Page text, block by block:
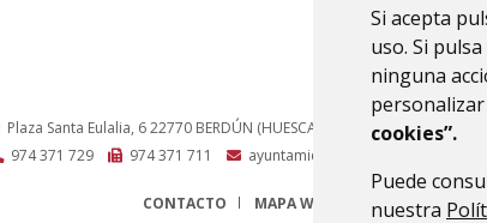
Si acepta
uso. Si
ninguna
cookies”.
Puede
nuestra
Plaza Santa Eulalia, 622770 BERDÚN (HUESCA) - ARAGÓN(ESPAÑA)
974 371 729
974 371 711 ayuntamiento@canaldeberdun.es
CONTACTO MAPA WEB AVISO LEGAL